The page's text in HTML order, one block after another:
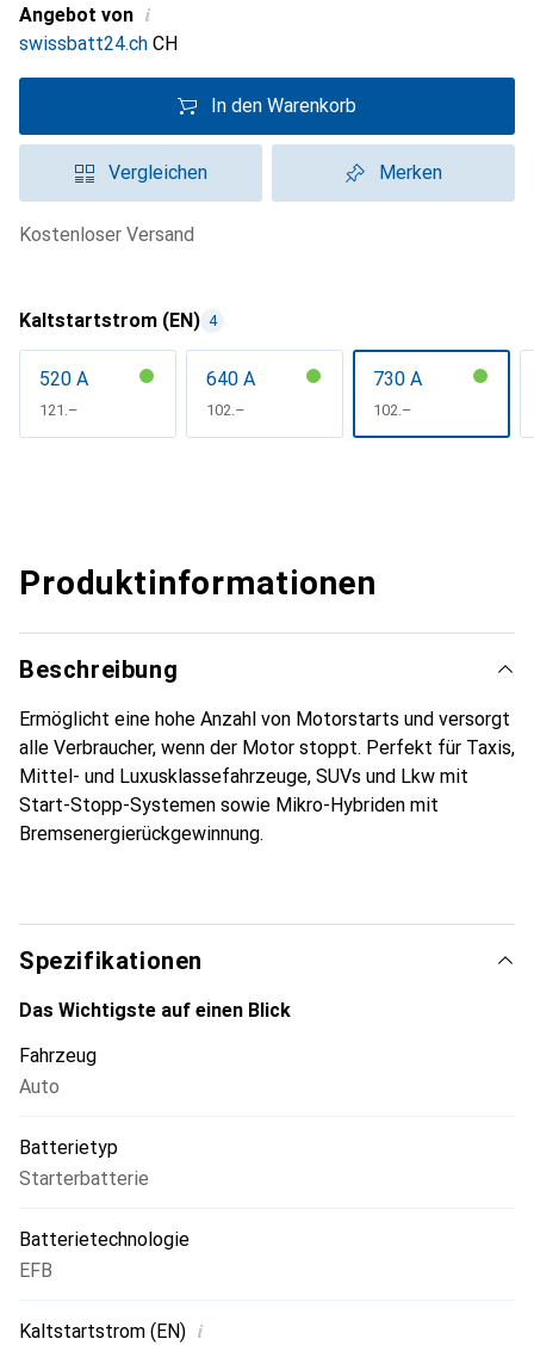
Angebot von i
swissbatt24.ch CH
In den Warenkorb
Vergleichen Merken
kostenloser Versand
Kaltstartstrom (EN) 4
520 A
CHF
121.–
640 A
CHF
102.–
730 A
CHF
102.–
Produktinformationen
Beschreibung
Ermöglicht eine hohe Anzahl von Motorstarts und versorgt
alle Verbraucher, wenn der Motor stoppt. Perfekt für Taxis,
Mittel- und Luxusklassefahrzeuge, SUVs und Lkw mit
Start-Stopp-Systemen sowie Mikro-Hybriden mit
Bremsenergierückgewinnung.
Spezifikationen
Das Wichtigste auf einen Blick
Fahrzeug
Auto
Batterietyp
Starterbatterie
Batterietechnologie
EFB
Kaltstartstrom (EN) i